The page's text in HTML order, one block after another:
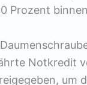
Prozent
Notkredit
um